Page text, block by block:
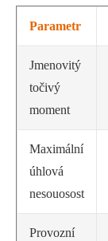
Parametr
Jmenovitý
točivý
moment
Maximální
úhlová
nesouosost
Provozní